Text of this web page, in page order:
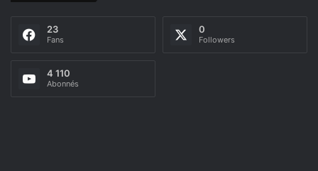
23
Fans
0
Followers
4 110
Abonnés